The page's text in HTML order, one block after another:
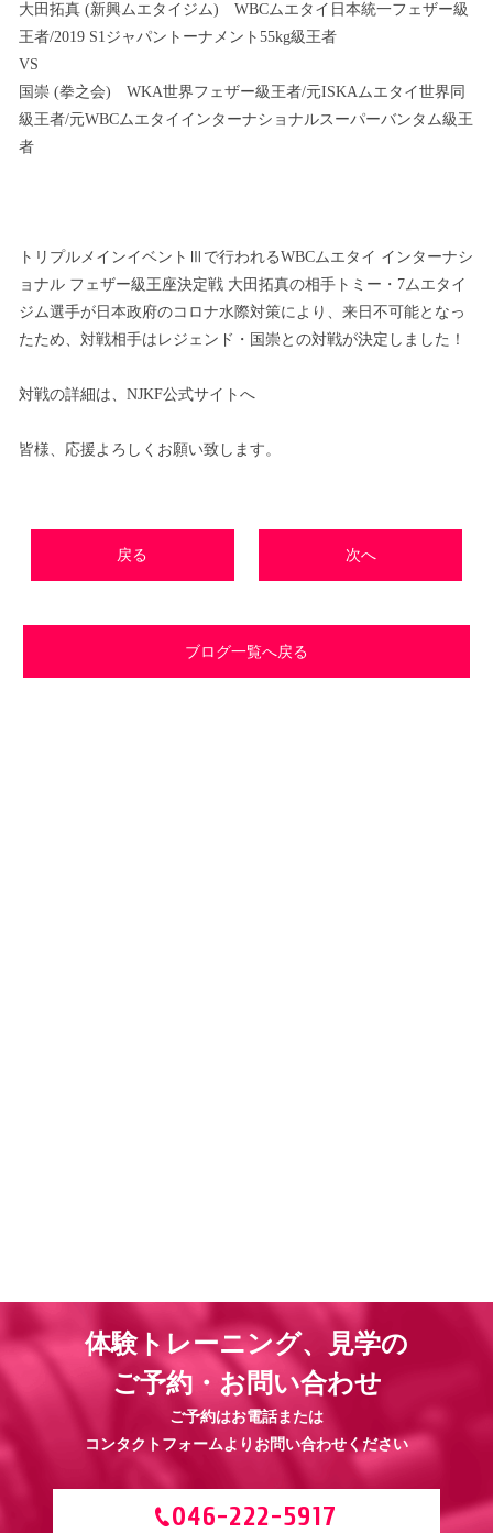
大田拓真 (新興ムエタイジム) WBCムエタイ日本統一フェザー級
王者/2019 S1ジャパントーナメント55kg級王者
VS
国崇 (拳之会) WKA世界フェザー級王者/元ISKAムエタイ世界同
級王者/元WBCムエタイインターナショナルスーパーバンタム級王
者
トリプルメインイベントⅢで行われるWBCムエタイ インターナシ
ョナル フェザー級王座決定戦 大田拓真の相手トミー・7ムエタイ
ジム選手が日本政府のコロナ水際対策により、来日不可能となっ
たため、対戦相手はレジェンド・国崇との対戦が決定しました！
対戦の詳細は、NJKF公式サイトへ
皆様、応援よろしくお願い致します。
戻る 次へ
ブログ一覧へ戻る
2026.01.29
2.26 大田拓真、初防衛戦！
体験トレーニング、見学の
ご予約・お問い合わせ
ご予約はお電話または
コンタクトフォームよりお問い合わせください
046-222-5917